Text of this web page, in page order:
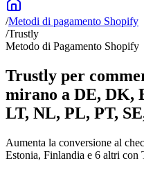
/Metodi di pagamento Shopify
/Trustly
Metodo di Pagamento Shopify
Trustly per
mirano a DE, DK,
LT, NL, PL, PT,
Aumenta la conversione al
Estonia, Finlandia e 6 altri con